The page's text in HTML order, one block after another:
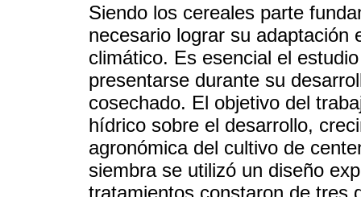
Siendo los cereales parte
necesario lograr su adaptación
climático. Es esencial el
presentarse durante su
cosechado. El objetivo del
hídrico sobre el desarrollo,
agronómica del cultivo de
siembra se utilizó un diseño
tratamientos constaron de tres